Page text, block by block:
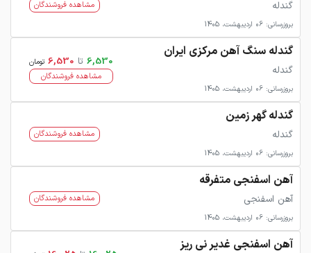
گندله
بروزرسانی: 06 اردیبهشت، 1405
مشاهده فروشندگان
گندله سنگ آهن مرکزی ایران
گندله
بروزرسانی: 06 اردیبهشت، 1405
6,530 تا 6,530 تومان
مشاهده فروشندگان
گندله گهر زمین
گندله
بروزرسانی: 06 اردیبهشت، 1405
مشاهده فروشندگان
آهن اسفنجی متفرقه
آهن اسفنجی
بروزرسانی: 06 اردیبهشت، 1405
مشاهده فروشندگان
آهن اسفنجی غدیر نی ریز